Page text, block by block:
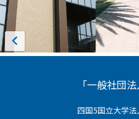
「一般社団
四国5国立大学